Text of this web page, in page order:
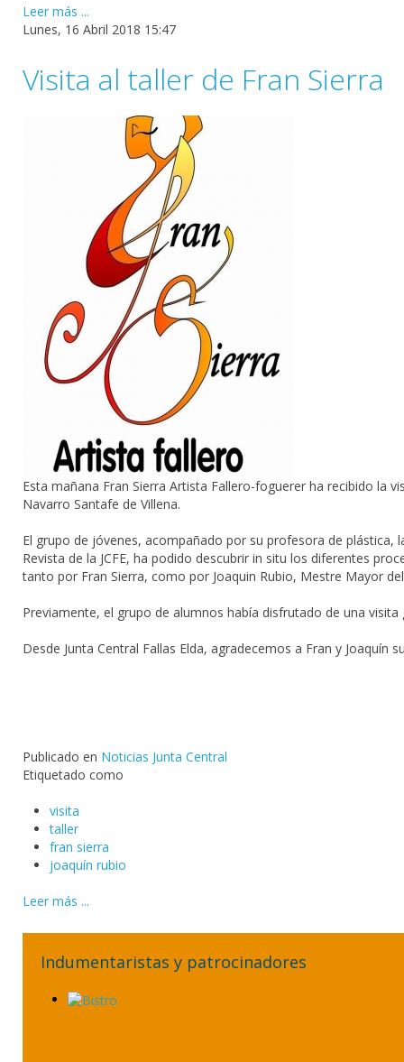
Leer más ...
Lunes, 16 Abril 2018 15:47
Visita al taller de Fran Sierra
Esta mañana Fran Sierra Artista Fallero-foguerer ha recibido la
Navarro Santafe de Villena.
El grupo de jóvenes, acompañado por su profesora de plástica,
Revista de la JCFE, ha podido descubrir in situ los diferentes
tanto por Fran Sierra, como por Joaquin Rubio, Mestre Mayor
Previamente, el grupo de alumnos había disfrutado de una visita
Desde Junta Central Fallas Elda, agradecemos a Fran y Joaquín
Publicado en Noticias Junta Central
Etiquetado como
visita
taller
fran sierra
joaquín rubio
Leer más ...
Indumentaristas y patrocinadores